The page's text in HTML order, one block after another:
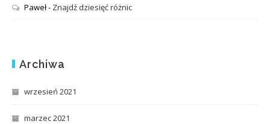
Paweł- Znajdź dziesięć różnic
Archiwa
wrzesień 2021
marzec 2021